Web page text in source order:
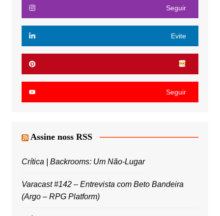
Seguir
Evite
Seguir
Assine noss RSS
Crítica | Backrooms: Um Não-Lugar
Varacast #142 – Entrevista com Beto Bandeira
(Argo – RPG Platform)